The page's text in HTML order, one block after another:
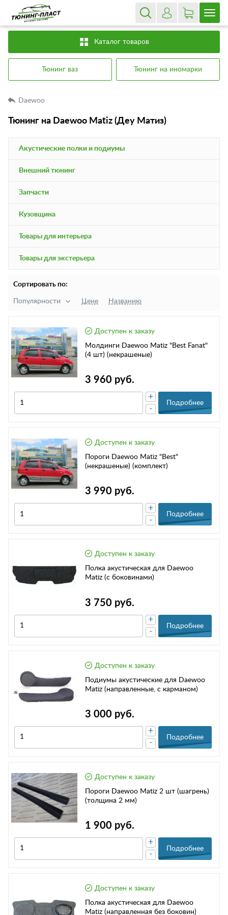
Каталог товаров
Тюнинг ваз Тюнинг на иномарки
Daewoo
Тюнинг на Daewoo Matiz (Деу Матиз)
Акустические полки и подиумы
Внешний тюнинг
Запчасти
Кузовщина
Товары для интерьера
Товары для экстерьера
Сортировать по:
Популярности Цене Названию
Доступен к заказу
Молдинги Daewoo Matiz "Best Fanat"
(4 шт) (некрашеные)
3 960 руб.
-
+
Подробнее
Доступен к заказу
Пороги Daewoo Matiz "Best"
(некрашеные) (комплект)
3 990 руб.
-
+
Подробнее
Доступен к заказу
Полка акустическая для Daewoo
Matiz (с боковинами)
3 750 руб.
-
+
Подробнее
Доступен к заказу
Подиумы акустические для Daewoo
Matiz (направленные, с карманом)
3 000 руб.
-
+
Подробнее
Доступен к заказу
Пороги Daewoo Matiz 2 шт (шагрень)
(толщина 2 мм)
1 900 руб.
-
+
Подробнее
Доступен к заказу
Полка акустическая для Daewoo
Matiz (направленная без боковин)